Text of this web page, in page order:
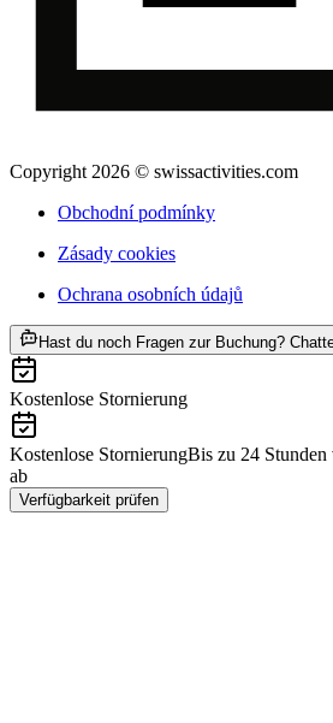
Copyright 2026 © swissactivities.com
Obchodní podmínky
Zásady cookies
Ochrana osobních údajů
Hast du noch Fragen zur Buchung?
Kostenlose Stornierung
Kostenlose StornierungBis zu 24 Stunden
ab
Verfügbarkeit prüfen